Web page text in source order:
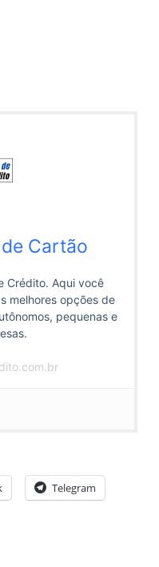
Cartão
Crédito. Aqui você
melhores opções de
pequenas e
Telegram